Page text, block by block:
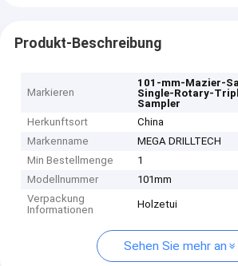
Produkt-Beschreibung
Markieren
101-mm-Mazier-
Single-Rotary-
Sampler
Herkunftsort
China
Markenname
MEGA DRILLTECH
Min Bestellmenge
1
Modellnummer
101mm
Verpackung
Informationen
Holzetui
Sehen Sie mehr an